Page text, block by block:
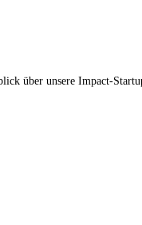
über unsere Impact-